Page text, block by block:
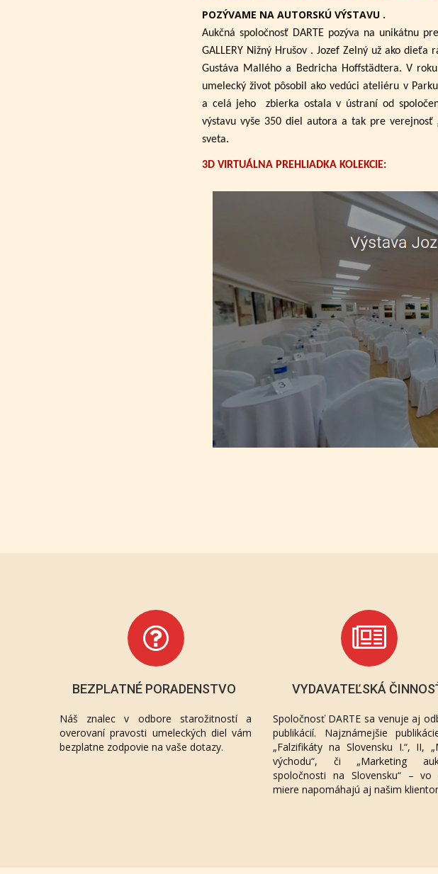
POZÝVAME NA AUTORSKÚ VÝSTAVU .
Aukčná spoločnosť DARTE pozýva na unikátnu
GALLERY Nižný Hrušov . Jozef Zelný už ako dieťa
Gustáva Mallého a Bedricha Hoffstädtera. V
umelecký život pôsobil ako vedúci ateliéru v
a celá jeho zbierka ostala v ústraní od
výstavu vyše 350 diel autora a tak pre verejnosť
sveta.
3D VIRTUÁLNA PREHLIADKA KOLEKCIE:
BEZPLATNÉ PORADENSTVO
Náš znalec v odbore starožitností a
overovaní pravosti umeleckých diel vám
bezplatne zodpovie na vaše dotazy.
VYDAVATEĽSKÁ
Spoločnosť DARTE sa venuje aj
publikácií. Najznámejšie
„Falzifikáty na Slovensku I.“, II,
východu“, či „Marketing
spoločnosti na Slovensku“ – vo
miere napomáhajú aj našim